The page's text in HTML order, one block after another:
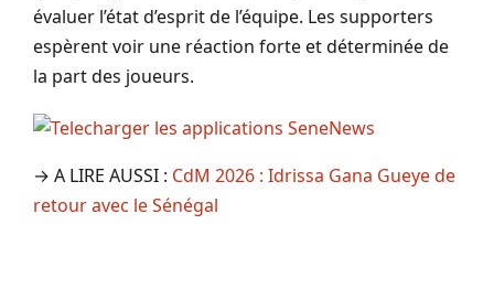
évaluer l’état d’esprit de l’équipe. Les supporters
espèrent voir une réaction forte et déterminée de
la part des joueurs.
→ A LIRE AUSSI : CdM 2026 : Idrissa Gana Gueye de
retour avec le Sénégal